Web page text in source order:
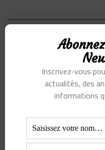
Live Commerce, ré-
NEXT STORY
Comment l’Inde protège
ABOUT THE AUTHOR:
Inscrivez-vous
actualités, des
informations